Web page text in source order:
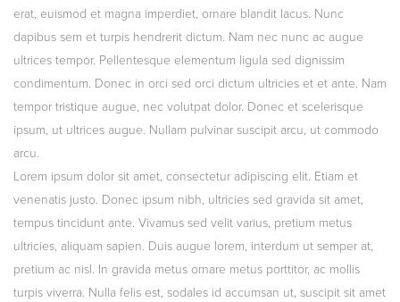
erat, euismod et magna imperdiet, ornare blandit lacus. Nunc
dapibus sem et turpis hendrerit dictum. Nam nec nunc ac augue
ultrices tempor. Pellentesque elementum ligula sed dignissim
condimentum. Donec in orci sed orci dictum ultricies et et ante. Nam
tempor tristique augue, nec volutpat dolor. Donec et scelerisque
ipsum, ut ultrices augue. Nullam pulvinar suscipit arcu, ut commodo
arcu.
Lorem ipsum dolor sit amet, consectetur adipiscing elit. Etiam et
venenatis justo. Donec ipsum nibh, ultricies sed gravida sit amet,
tempus tincidunt ante. Vivamus sed velit varius, pretium metus
ultricies, aliquam sapien. Duis augue lorem, interdum ut semper at,
pretium ac nisl. In gravida metus ornare metus porttitor, ac mollis
turpis viverra. Nulla felis est, sodales id accumsan ut, suscipit sit amet